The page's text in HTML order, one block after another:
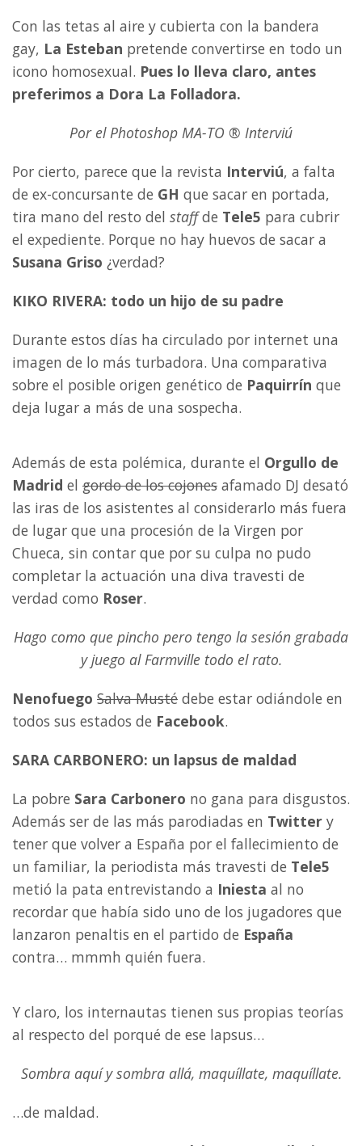
Con las tetas al aire y cubierta con la bandera
gay, La Esteban pretende convertirse en todo un
icono homosexual. Pues lo lleva claro, antes
preferimos a Dora La Folladora.
Por el Photoshop MA-TO ® Interviú
Por cierto, parece que la revista Interviú, a falta
de ex-concursante de GH que sacar en portada,
tira mano del resto del staffde Tele5 para cubrir
el expediente. Porque no hay huevos de sacar a
Susana Griso ¿verdad?
KIKO RIVERA: todo un hijo de su padre
Durante estos días ha circulado por internet una
imagen de lo más turbadora. Una comparativa
sobre el posible origen genético de Paquirrín que
deja lugar a más de una sospecha.
Además de esta polémica, durante el Orgullo de
Madrid el gordo de los cojones afamado DJ desató
las iras de los asistentes al considerarlo más fuera
de lugar que una procesión de la Virgen por
Chueca, sin contar que por su culpa no pudo
completar la actuación una diva travesti de
verdad como Roser.
Hago como que pincho pero tengo la sesión grabada
y juego al Farmville todo el rato.
Nenofuego Salva Musté debe estar odiándole en
todos sus estados de Facebook.
SARA CARBONERO: un lapsus de maldad
La pobre Sara Carbonero no gana para disgustos.
Además ser de las más parodiadas en Twitter y
tener que volver a España por el fallecimiento de
un familiar, la periodista más travesti de Tele5
metió la pata entrevistando a Iniesta al no
recordar que había sido uno de los jugadores que
lanzaron penaltis en el partido de España
contra… mmmh quién fuera.
Y claro, los internautas tienen sus propias teorías
al respecto del porqué de ese lapsus…
Sombra aquí y sombra allá, maquíllate, maquíllate.
…de maldad.